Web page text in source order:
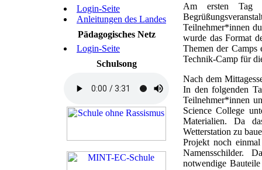
Login-Seite
Anleitungen des Landes
Pädagogisches Netz
Login-Seite
Schulsong
Am ersten Tag
Teilnehmer*innen
wurde das Format
Themen der Camps
Technik-Camp für
Nach dem
In den folgenden
Teilnehmer*innen
Science College
Materialien. Da
Wetterstation zu
Projekt noch
Namensschilder.
notwendige